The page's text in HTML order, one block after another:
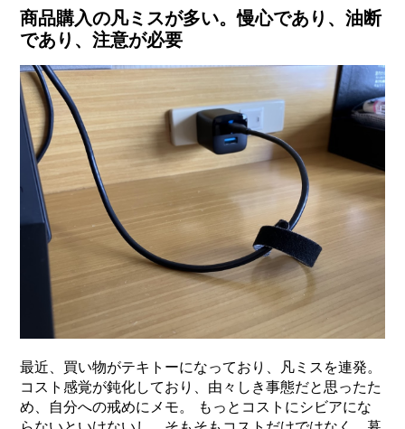
商品購入の凡ミスが多い。慢心であり、油断
であり、注意が必要
最近、買い物がテキトーになっており、凡ミスを連発。
コスト感覚が鈍化しており、由々しき事態だと思ったた
め、自分への戒めにメモ。 もっとコストにシビアにな